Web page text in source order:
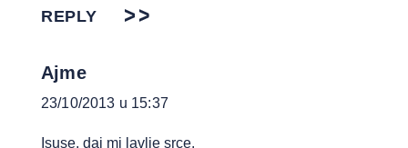
REPLY
Ajme
23/10/2013 u 15:37
Isuse, daj mi lavlje srce.